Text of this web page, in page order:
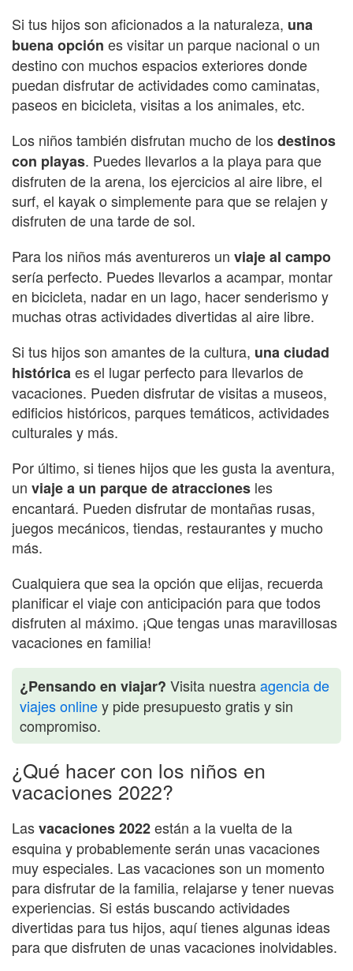
Si tus hijos son aficionados a la naturaleza, una
buena opción es visitar un parque nacional o un
destino con muchos espacios exteriores donde
puedan disfrutar de actividades como caminatas,
paseos en bicicleta, visitas a los animales, etc.
Los niños también disfrutan mucho de losdestinos
con playas. Puedes llevarlos a la playa para que
disfruten de la arena, los ejercicios al aire libre, el
surf, el kayak o simplemente para que se relajen y
disfruten de una tarde de sol.
Para los niños más aventureros un viaje al campo
sería perfecto. Puedes llevarlos a acampar, montar
en bicicleta, nadar en un lago, hacer senderismo y
muchas otras actividades divertidas al aire libre.
Si tus hijos son amantes de la cultura, una ciudad
históricaes el lugar perfecto para llevarlos de
vacaciones. Pueden disfrutar de visitas a museos,
edificios históricos, parques temáticos, actividades
culturales y más.
Por último, si tienes hijos que les gusta la aventura,
un viaje a un parque de atracciones les
encantará. Pueden disfrutar de montañas rusas,
juegos mecánicos, tiendas, restaurantes y mucho
más.
Cualquiera que sea la opción que elijas, recuerda
planificar el viaje con anticipación para que todos
disfruten al máximo. ¡Que tengas unas maravillosas
vacaciones en familia!
¿Pensando en viajar? Visita nuestraagencia de
viajes onliney pide presupuesto gratis y sin
compromiso.
¿Qué hacer con los niños en
vacaciones 2022?
Lasvacaciones 2022están a la vuelta de la
esquina y probablemente serán unas vacaciones
muy especiales. Las vacaciones son un momento
para disfrutar de la familia, relajarse y tener nuevas
experiencias. Si estás buscando actividades
divertidas para tus hijos, aquí tienes algunas ideas
para que disfruten de unas vacaciones inolvidables.